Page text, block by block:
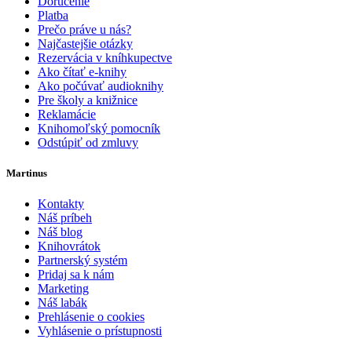
Platba
Prečo práve u nás?
Najčastejšie otázky
Rezervácia v kníhkupectve
Ako čítať e-knihy
Ako počúvať audioknihy
Pre školy a knižnice
Reklamácie
Knihomoľský pomocník
Odstúpiť od zmluvy
Martinus
Kontakty
Náš príbeh
Náš blog
Knihovrátok
Partnerský systém
Pridaj sa k nám
Marketing
Náš labák
Prehlásenie o cookies
Vyhlásenie o prístupnosti